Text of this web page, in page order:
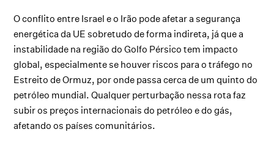
O conflito entre Israel e o Irão pode afetar a segurança
energética da UE sobretudo de forma indireta, já que a
instabilidade na região do Golfo Pérsico tem impacto
global, especialmente se houver riscos para o tráfego no
Estreito de Ormuz, por onde passa cerca de um quinto do
petróleo mundial. Qualquer perturbação nessa rota faz
subir os preços internacionais do petróleo e do gás,
afetando os países comunitários.